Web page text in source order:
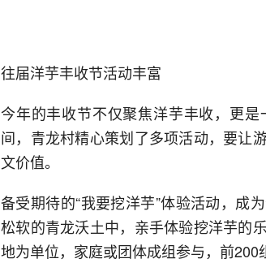
往届洋芋丰收节活动丰富
今年的丰收节不仅聚焦洋芋丰收，更
间，青龙村精心策划了多项活动，要让
文价值。
备受期待的“我要挖洋芋”体验活动，成
松软的青龙沃土中，亲手体验挖洋芋的
地为单位，家庭或团体成组参与，前200